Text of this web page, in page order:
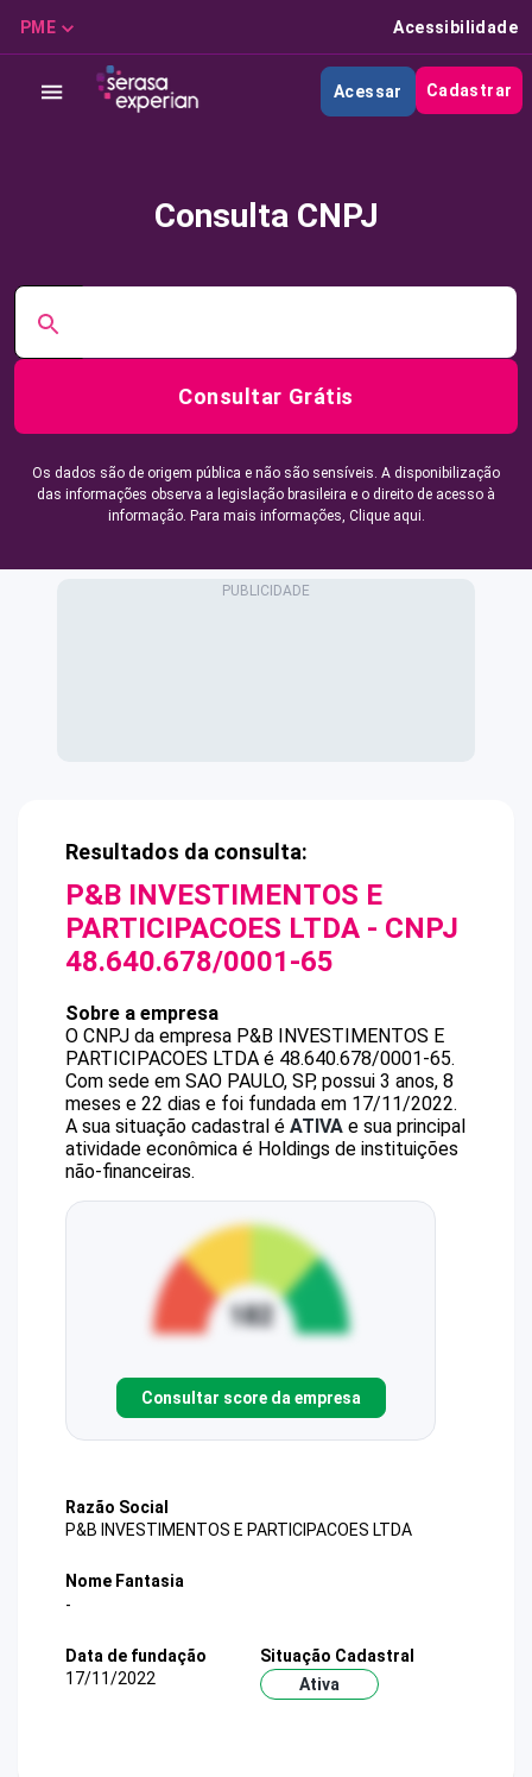
PME Acessibilidade
Acessar Cadastrar
Consulta CNPJ
Consultar Grátis
Os dados são de origem pública e não são sensíveis. A disponibilização
das informações observa a legislação brasileira e o direito de acesso à
informação. Para mais informações, Clique aqui.
Resultados da consulta:
P&B INVESTIMENTOS E
PARTICIPACOES LTDA - CNPJ
48.640.678/0001-65
Sobre a empresa
O CNPJ da empresa P&B INVESTIMENTOS E
PARTICIPACOES LTDA é 48.640.678/0001-65.
Com sede em SAO PAULO, SP, possui 3 anos, 8
meses e 22 dias e foi fundada em 17/11/2022.
A sua situação cadastral é ATIVA e sua principal
atividade econômica é Holdings de instituições
não-financeiras.
Consultar score da empresa
Razão Social
P&B INVESTIMENTOS E PARTICIPACOES LTDA
Nome Fantasia
-
Data de fundação
17/11/2022
Situação Cadastral
Ativa